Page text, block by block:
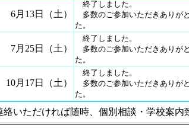
6月13日（土）
終了しました。
多数のご参加いただきありが
た。
7月25日（土）
終了しました。
多数のご参加いただきありが
た。
10月17日（土）
終了しました。
多数のご参加いただきありが
た。
いただければ随時、個別相談・学校案内